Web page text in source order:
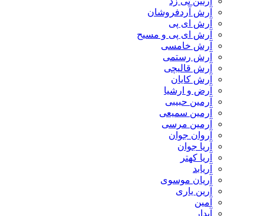
آرش آردفروشان
آرش ای پی
آرش ای پی و مسیح
آرش خامسی
آرش رستمی
آرش قالیچی
آرش کایان
​آرض و ارشیا
آرمین حبیبی
آرمین سمیعی
آرمین مرسی
آروان جوان
آریا جوان
آریا کهتر
آریابد
آریان موسوی
آرین یاری
آمین
آیدار